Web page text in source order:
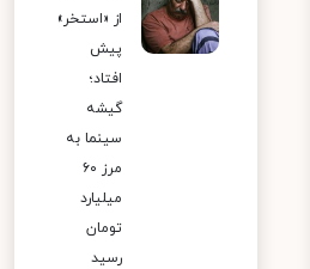
از «استخر»
پیش
افتاد؛
گیشه
سینما به
مرز ۶۰
میلیارد
تومان
رسید